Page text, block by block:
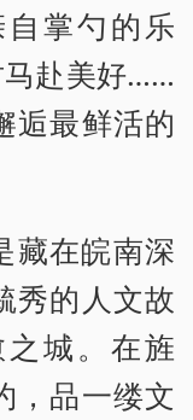
掌勺的乐
马赴美好……
逅最鲜活的
藏在皖南深
秀的人文故
城。在旌
，品一缕文